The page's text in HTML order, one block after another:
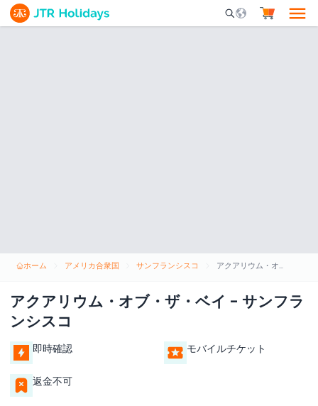
Mobile Search
ホーム アメリカ合衆国 サンフランシスコ アクアリウム・オブ・ザ・ベイ - サンフランシスコ
アクアリウム・オブ・ザ・ベイ - サンフラ
ンシスコ
即時確認 モバイルチケット
返金不可